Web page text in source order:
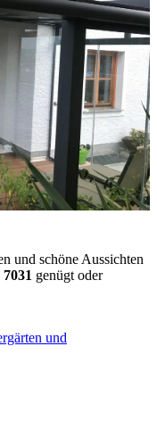
und schöne Aussichten
genügt oder
und